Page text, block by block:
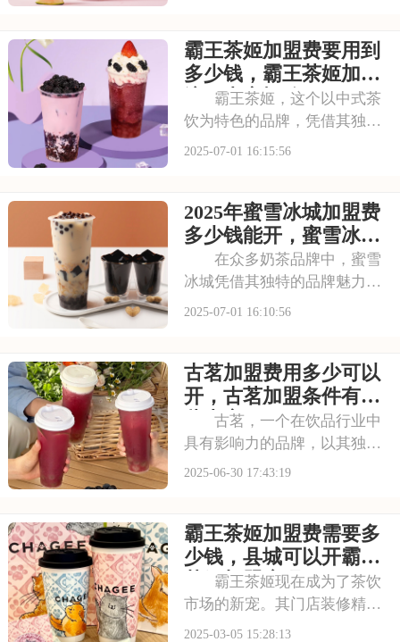
择。走进古茗的店铺，那浓郁
的茶香与清新的果香交织，让
人瞬间放松身心。那么
霸王茶姬加盟费要用到
多少钱，霸王茶姬加盟
流程内容概览
霸王茶姬，这个以中式茶
饮为特色的品牌，凭借其独特
的口感和深厚的文化底蕴，赢
优质茶叶和新鲜食材，搭配独
特的配方，呈现出浓郁的茶香
和丰富的口感。让我
2025-07-01 16:15:56
2025年蜜雪冰城加盟费
多少钱能开，蜜雪冰城
加盟条件有哪些需要了
解
在众多奶茶品牌中，蜜雪
冰城凭借其独特的品牌魅力脱
颖而出。它赢得了广大消费者
自己的店铺注入活力。品牌效
应不仅能吸引更多的顾客，还
能提升店铺的知名度
2025-07-01 16:10:56
古茗加盟费用多少可以
开，古茗加盟条件有哪
些内容
古茗，一个在饮品行业中
具有影响力的品牌，以其独特
的品牌理念和卓越的产品品
式，其产品系列丰富多样，既
有传统的奶茶系列，又有创新
的水果茶、气泡水等系列
2025-06-30 17:43:19
霸王茶姬加盟费需要多
少钱，县城可以开霸王
茶姬加盟店吗
霸王茶姬现在成为了茶饮
市场的新宠。其门店装修精
美，产品丰富多样，深受年轻
2025-03-05 15:28:13